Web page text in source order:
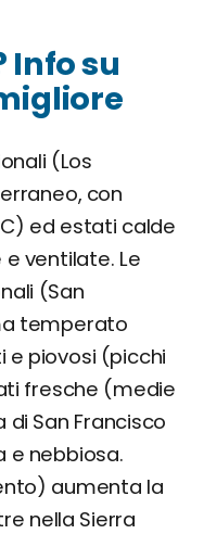
Info su
(Los
con
ed estati calde
ventilate. Le
(San
temperato
e piovosi (picchi
fresche (medie
di San Francisco
e nebbiosa.
aumenta la
nella Sierra